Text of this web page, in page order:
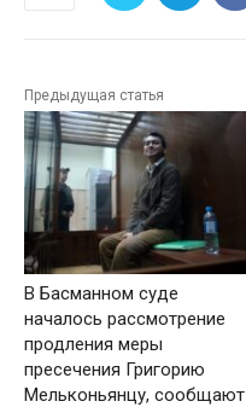
Предыдущая статья
В Басманном суде
началось рассмотрение
продления меры
пресечения Григорию
Мельконьянцу, сообщают